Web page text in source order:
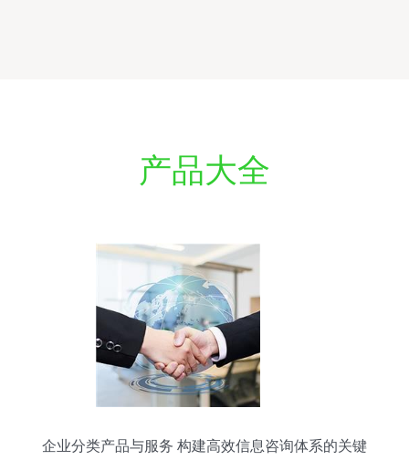
产品大全
企业分类产品与服务 构建高效信息咨询体系的关键